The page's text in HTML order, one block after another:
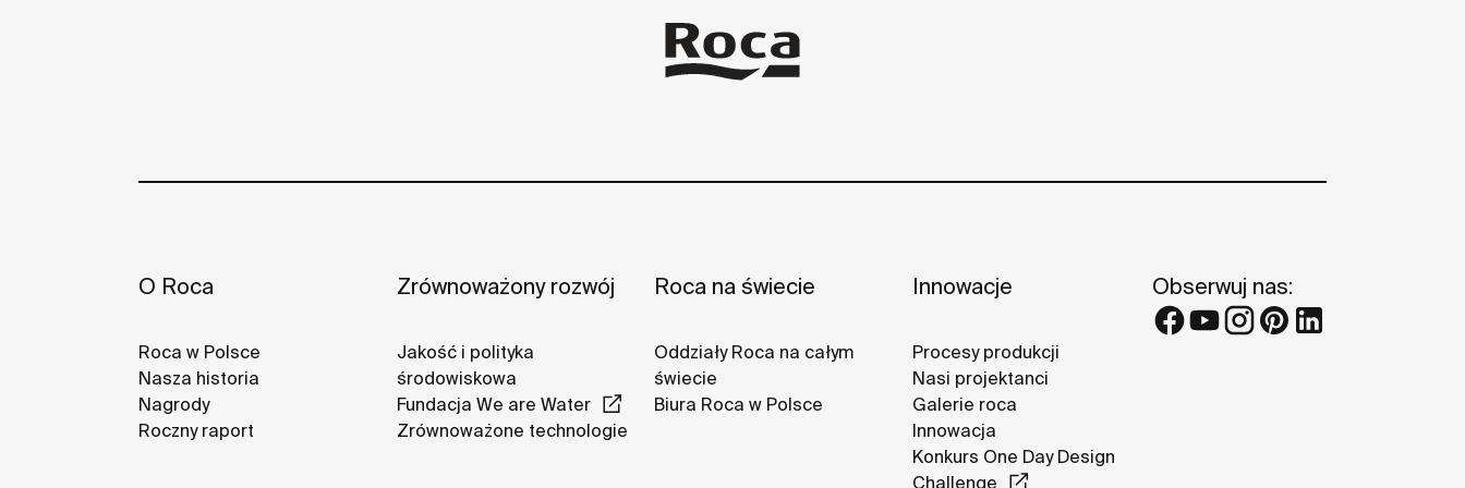
O Roca
Roca w Polsce
Nasza historia
Nagrody
Roczny raport
Zrównoważony rozwój
Jakość i polityka
środowiskowa
Fundacja We are Water
Zrównoważone technologie
Roca na świecie
Oddziały Roca na całym
świecie
Biura Roca w Polsce
Innowacje
Procesy produkcji
Nasi projektanci
Galerie roca
Innowacja
Konkurs One Day Design
Challenge
Obserwuj nas: